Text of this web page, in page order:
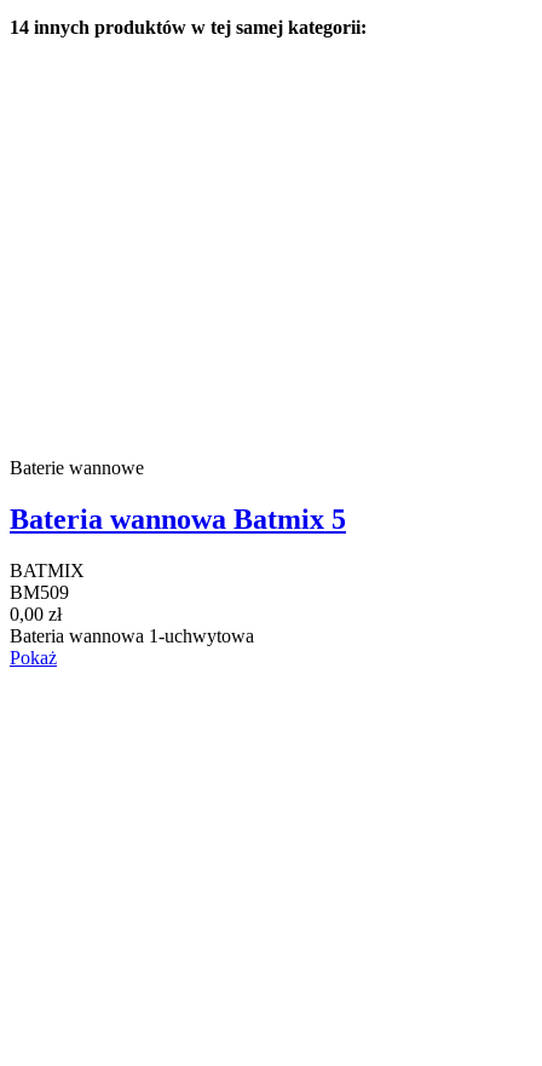
14 innych produktów w tej samej kategorii:
Baterie wannowe
Bateria wannowa Batmix 5
BATMIX
BM509
0,00 zł
Bateria wannowa 1-uchwytowa
Pokaż